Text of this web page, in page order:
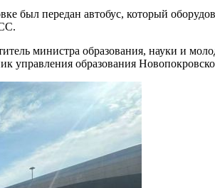
был передан автобус, который
министра образования, науки и
управления образования